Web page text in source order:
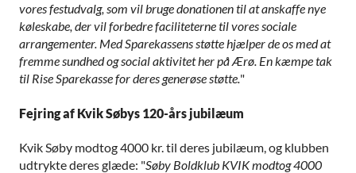
vores festudvalg, som vil bruge donationen til at anskaffe nye
køleskabe, der vil forbedre faciliteterne til vores sociale
arrangementer. Med Sparekassens støtte hjælper de os med at
fremme sundhed og social aktivitet her på Ærø. En kæmpe tak
til Rise Sparekasse for deres generøse støtte."
Fejring af Kvik Søbys 120-års jubilæum
Kvik Søby modtog 4000 kr. til deres jubilæum, og klubben
udtrykte deres glæde: "Søby Boldklub KVIK modtog 4000